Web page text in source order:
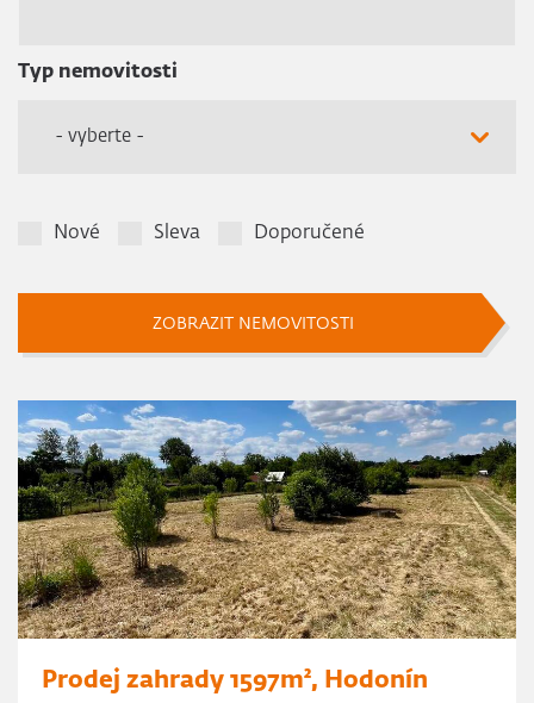
Typ nemovitosti
- vyberte -
Nové Sleva Doporučené
ZOBRAZIT NEMOVITOSTI
Prodej zahrady 1597m², Hodonín